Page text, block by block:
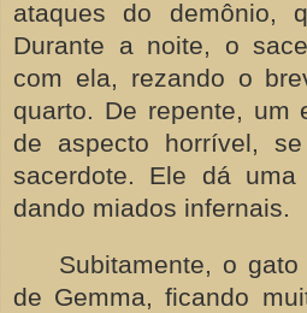
ataques do demônio,
Durante a noite, o
com ela, rezando o
quarto. De repente, um
de aspecto horrível,
sacerdote. Ele dá
dando miados infernais.
Subitamente, o
de Gemma, ficando